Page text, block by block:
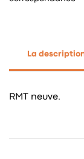
La
RMT neuve.